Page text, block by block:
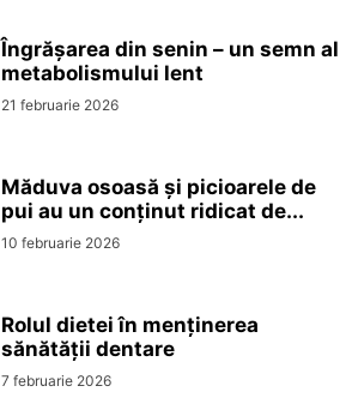
Îngrășarea din senin – un semn al
metabolismului lent
21 februarie 2026
Măduva osoasă și picioarele de
pui au un conținut ridicat de...
10 februarie 2026
Rolul dietei în menținerea
sănătății dentare
7 februarie 2026